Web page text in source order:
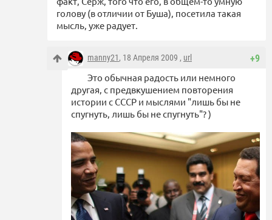
голову (в отличии от Буша), посетила такая
мысль, уже радует.
+9
manny21, 18 Апреля 2009 , url
Это обычная радость или немного
другая, с предвкушением повторения
истории с СССР и мыслями "лишь бы не
спугнуть, лишь бы не спугнуть"? )